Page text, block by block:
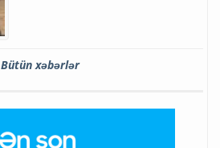
Bütün xəbərlər